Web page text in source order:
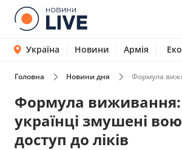
Україна Новини Армія
Головна Новини дня Формула
Формула
українці змушені
доступ до ліків